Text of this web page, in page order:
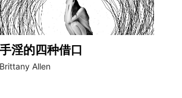
手淫的四种借口
Brittany Allen